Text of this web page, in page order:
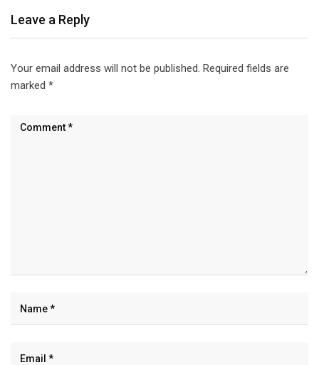
Leave a Reply
Your email address will not be published. Required fields are
marked *